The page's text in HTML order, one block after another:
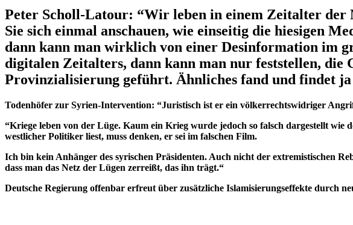
Peter Scholl-Latour: “Wir leben in einem Zeitalter der
Sie sich einmal anschauen, wie einseitig die hiesigen
dann kann man wirklich von einer Desinformation im
digitalen Zeitalters, dann kann man nur feststellen,
Provinzialisierung geführt. Ähnliches fand und findet
Todenhöfer zur Syrien-Intervention: “Juristisch ist er ein völkerrechtswidriger
“Kriege leben von der Lüge. Kaum ein Krieg wurde jedoch so falsch dargestellt
westlicher Politiker liest, muss denken, er sei im falschen Film.
Ich bin kein Anhänger des syrischen Präsidenten. Auch nicht der extremistischen
dass man das Netz der Lügen zerreißt, das ihn trägt.“
Deutsche Regierung offenbar erfreut über zusätzliche Islamisierungseffekte durch